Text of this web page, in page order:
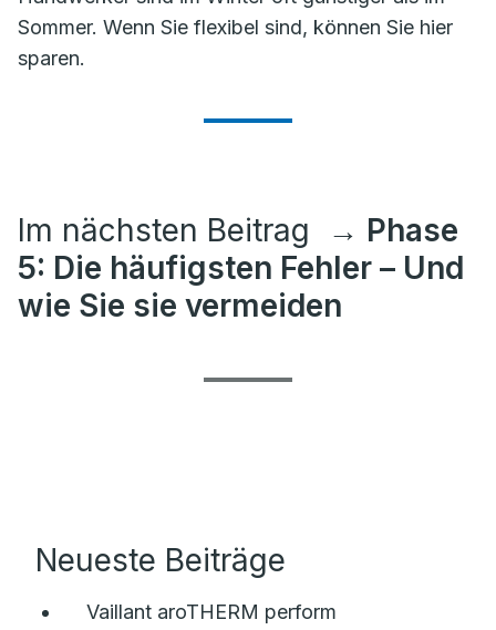
Sommer. Wenn Sie flexibel sind, können Sie hier
sparen.
Im nächsten Beitrag
→ Phase
5: Die häufigsten Fehler – Und
wie Sie sie vermeiden
Neueste Beiträge
Vaillant aroTHERM perform